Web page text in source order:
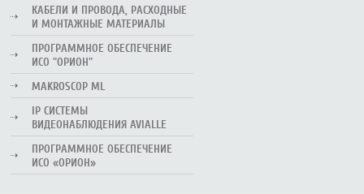
КАБЕЛИ И ПРОВОДА, РАСХОДНЫЕ
И МОНТАЖНЫЕ МАТЕРИАЛЫ
ПРОГРАММНОЕ ОБЕСПЕЧЕНИЕ
ИСО "ОРИОН"
MAKROSCOP ML
IP СИСТЕМЫ
ВИДЕОНАБЛЮДЕНИЯ AVIALLE
ПРОГРАММНОЕ ОБЕСПЕЧЕНИЕ
ИСО «ОРИОН»